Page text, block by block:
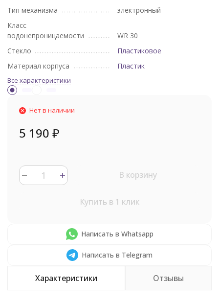
Тип механизма
электронный
Класс
водонепроницаемости
WR 30
Стекло
Пластиковое
Материал корпуса
Пластик
Все характеристики
Нет в наличии
5 190 ₽
В корзину
Купить в 1 клик
Написать в Whatsapp
Написать в Telegram
Характеристики Отзывы